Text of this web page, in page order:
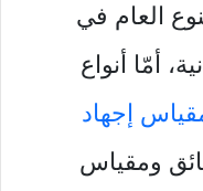
العام في
أمّا أنواع
إجهاد
ومقياس